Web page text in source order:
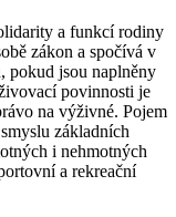
a funkcí rodiny
zákon a spočívá v
pokud jsou naplněny
povinnosti je
na výživné. Pojem
základních
i nehmotných
a rekreační